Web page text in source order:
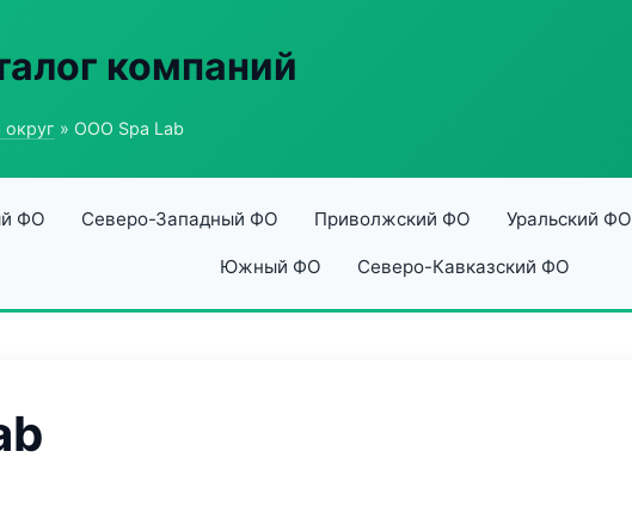
компаний
» ООО Spa Lab
ФО Северо-Западный ФО Приволжский ФО Уральский ФО
Южный ФО Северо-Кавказский ФО